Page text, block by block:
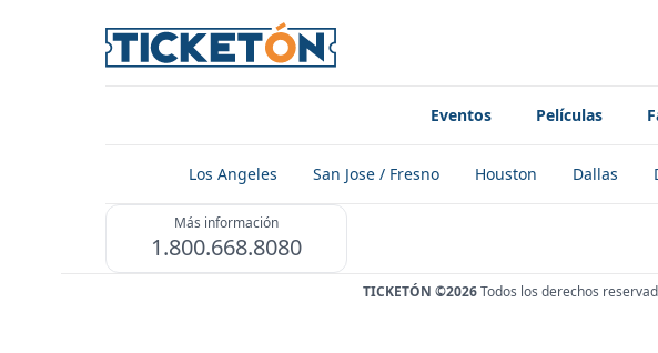
Eventos Películas
Los Angeles San Jose / Fresno Houston Dallas
Más información
1.800.668.8080
TICKETÓN ©2026 Todos los derechos